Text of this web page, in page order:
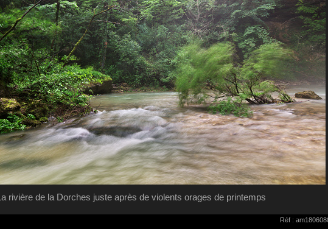
La rivière de la Dorches juste après de violents orages de printemps
Réf :